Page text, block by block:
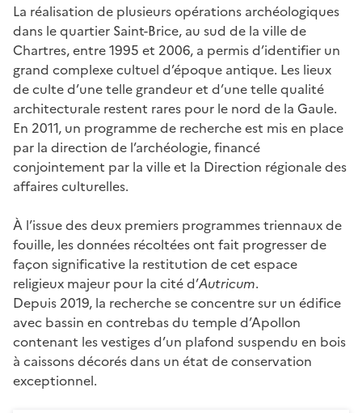
La réalisation de plusieurs opérations archéologiques
dans le quartier Saint-Brice, au sud de la ville de
Chartres, entre 1995 et 2006, a permis d’identifier un
grand complexe cultuel d’époque antique. Les lieux
de culte d’une telle grandeur et d’une telle qualité
architecturale restent rares pour le nord de la Gaule.
En 2011, un programme de recherche est mis en place
par la direction de l’archéologie, financé
conjointement par la ville et la Direction régionale des
affaires culturelles.
À l’issue des deux premiers programmes triennaux de
fouille, les données récoltées ont fait progresser de
façon significative la restitution de cet espace
religieux majeur pour la cité d’Autricum.
Depuis 2019, la recherche se concentre sur un édifice
avec bassin en contrebas du temple d’Apollon
contenant les vestiges d’un plafond suspendu en bois
à caissons décorés dans un état de conservation
exceptionnel.